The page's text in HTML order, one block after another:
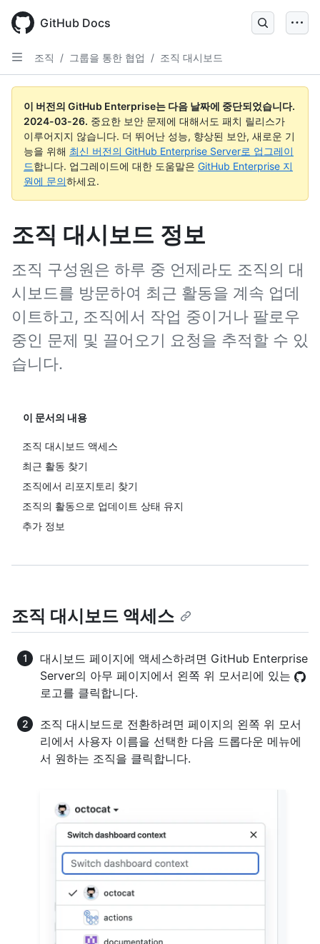
main
content
GitHub Docs
조직 / 그룹을 통한 협업 / 조직 대시보드
이 버전의 GitHub Enterprise는 다음 날짜에 중단되었습니다.
2024-03-26. 중요한 보안 문제에 대해서도 패치 릴리스가
이루어지지 않습니다. 더 뛰어난 성능, 향상된 보안, 새로운 기
능을 위해 최신 버전의 GitHub Enterprise Server로 업그레이
드합니다. 업그레이드에 대한 도움말은 GitHub Enterprise 지
원에 문의하세요.
조직 대시보드 정보
조직 구성원은 하루 중 언제라도 조직의 대
시보드를 방문하여 최근 활동을 계속 업데
이트하고, 조직에서 작업 중이거나 팔로우
중인 문제 및 끌어오기 요청을 추적할 수 있
습니다.
이 문서의 내용
조직 대시보드 액세스
최근 활동 찾기
조직에서 리포지토리 찾기
조직의 활동으로 업데이트 상태 유지
추가 정보
조직 대시보드 액세스
대시보드 페이지에 액세스하려면 GitHub Enterprise
Server의 아무 페이지에서 왼쪽 위 모서리에 있는
로고를 클릭합니다.
조직 대시보드로 전환하려면 페이지의 왼쪽 위 모서
리에서 사용자 이름을 선택한 다음 드롭다운 메뉴에
서 원하는 조직을 클릭합니다.